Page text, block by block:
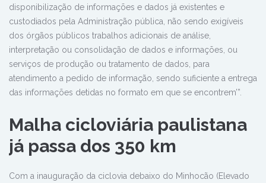
disponibilização de informações e dados já existentes e
custodiados pela Administração pública, não sendo exigíveis
dos órgãos públicos trabalhos adicionais de análise,
interpretação ou consolidação de dados e informações, ou
serviços de produção ou tratamento de dados, para
atendimento a pedido de informação, sendo suficiente a entrega
das informações detidas no formato em que se encontrem’”.
Malha cicloviária paulistana
já passa dos 350 km
Com a inauguração da ciclovia debaixo do Minhocão (Elevado